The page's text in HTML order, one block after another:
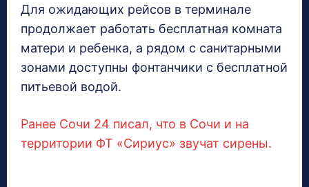
Для ожидающих рейсов в терминале
продолжает работать бесплатная комната
матери и ребенка, а рядом с санитарными
зонами доступны фонтанчики с бесплатной
питьевой водой.
Ранее Сочи 24 писал, что в Сочи и на
территории ФТ «Сириус» звучат сирены.